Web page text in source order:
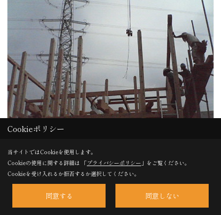
軒桁組立状況③
Cookieポリシー
当サイトではCookieを使用します。
Cookieの使用に関する詳細は 「プライバシーポリシー 」をご覧ください。
Cookieを受け入れるか拒否するか選択してください。
同意する 同意しない